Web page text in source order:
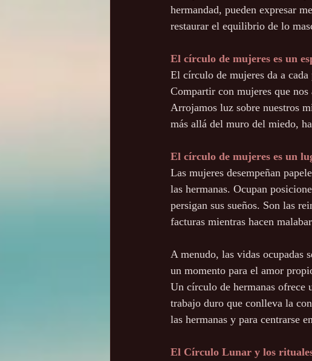
hermandad, pueden expresar
restaurar el equilibrio de lo
El círculo de mujeres es un
El círculo de mujeres da a
Compartir con mujeres que nos
Arrojamos luz sobre nuestros
más allá del muro del miedo,
El círculo de mujeres es un
Las mujeres desempeñan
las hermanas. Ocupan
persigan sus sueños. Son las
facturas mientras hacen
A menudo, las vidas ocupadas
un momento para el amor
Un círculo de hermanas ofrece
trabajo duro que conlleva la
las hermanas y para centrarse
El Círculo Lunar y los